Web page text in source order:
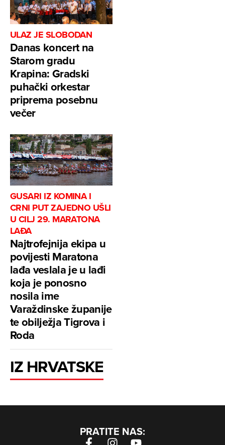
ULAZ JE SLOBODAN
Danas koncert na
Starom gradu
Krapina: Gradski
puhački orkestar
priprema posebnu
večer
GUSARI IZ KOMINA I
CRNI PUT ZAJEDNO UŠLI
U CILJ 29. MARATONA
LAĐA
Najtrofejnija ekipa u
povijesti Maratona
lađa veslala je u lađi
koja je ponosno
nosila ime
Varaždinske županije
te obilježja Tigrova i
Roda
IZ HRVATSKE
PRATITE NAS: